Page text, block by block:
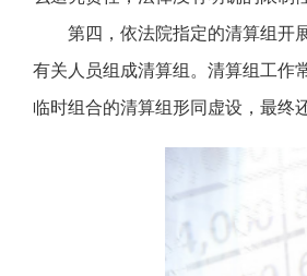
第四，依法院指定的清算组开
有关人员组成清算组。清算组工作
临时组合的清算组形同虚设，最终